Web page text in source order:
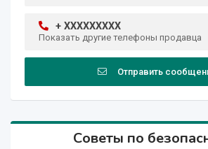
+ XXXXXXXXX
Показать другие телефоны продавца
Отправить
Советы по